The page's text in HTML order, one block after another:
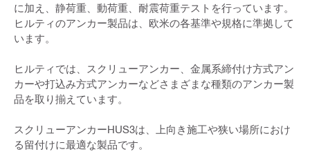
に加え、静荷重、動荷重、耐震荷重テストを行っています。
ヒルティのアンカー製品は、欧米の各基準や規格に準拠して
います。
ヒルティでは、スクリューアンカー、金属系締付け方式アン
カーや打込み方式アンカーなどさまざまな種類のアンカー製
品を取り揃えています。
スクリューアンカーHUS3は、上向き施工や狭い場所におけ
る留付けに最適な製品です。